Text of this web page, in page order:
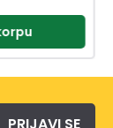
PRIJAVI SE